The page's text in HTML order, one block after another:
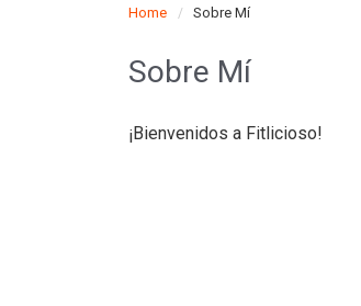
Home Sobre Mí
Sobre Mí
¡Bienvenidos a Fitlicioso!